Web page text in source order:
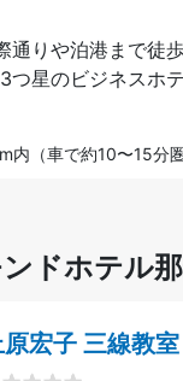
通りや泊港まで徒
星のビジネスホテ
（車で約10〜15分
ドホテル
宏子 三線教室